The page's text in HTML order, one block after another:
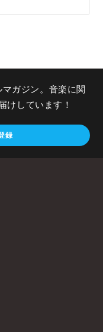
ガジン。音楽に関
けしています！
録